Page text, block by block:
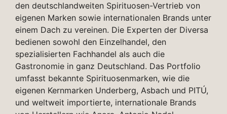
den deutschlandweiten Spirituosen-Vertrieb von
eigenen Marken sowie internationalen Brands unter
einem Dach zu vereinen. Die Experten der Diversa
bedienen sowohl den Einzelhandel, den
spezialisierten Fachhandel als auch die
Gastronomie in ganz Deutschland. Das Portfolio
umfasst bekannte Spirituosenmarken, wie die
eigenen Kernmarken Underberg, Asbach und PITÚ,
und weltweit importierte, internationale Brands